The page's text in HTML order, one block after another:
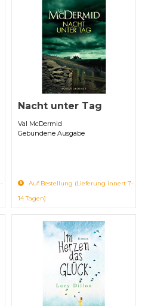
Nacht unter Tag
Val McDermid
Gebundene Ausgabe
Auf Bestellung (Lieferung innert 7-
14 Tagen)